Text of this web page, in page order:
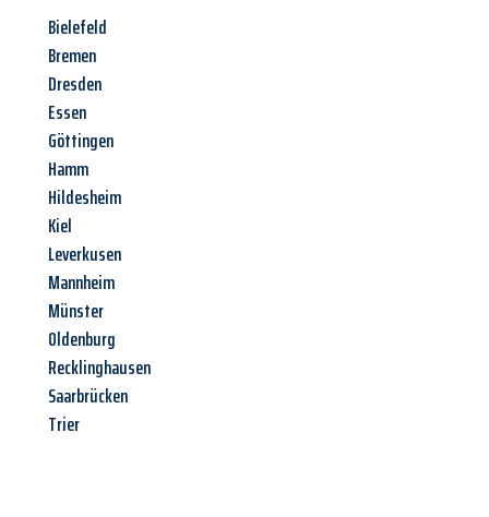
Bielefeld
Bremen
Dresden
Essen
Göttingen
Hamm
Hildesheim
Kiel
Leverkusen
Mannheim
Münster
Oldenburg
Recklinghausen
Saarbrücken
Trier